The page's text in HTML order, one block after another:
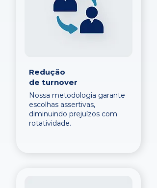
Redução
de turnover
Nossa metodologia garante
escolhas assertivas,
diminuindo prejuízos com
rotatividade.